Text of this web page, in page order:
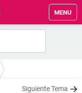
MENU
Siguiente Tema